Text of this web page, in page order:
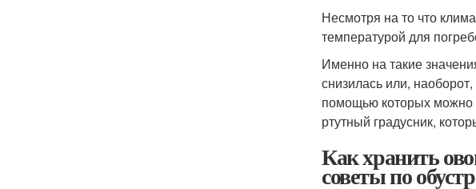
Несмотря на то что
температурой для
Именно на такие
снизилась или,
помощью которых можно
ртутный градусник,
Как хранить
советы по